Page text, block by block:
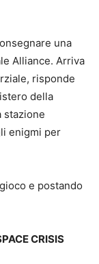
una
Alliance. Arriva
risponde
della
stazione
enigmi per
e postando
CRISIS